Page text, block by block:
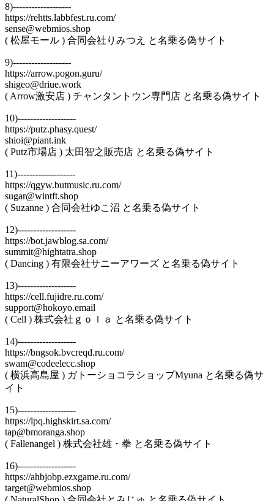
8)-------------------
https://rehtts.labbfest.ru.com/
sense@webmios.shop
( 松屋モール ) 合同会社りみつえ と名乗る偽サイト
9)-------------------
https://arrow.pogon.guru/
shigeo@driue.work
( Arrow激安店 ) チャンタントウン専門店 と名乗る偽サイト
10)-------------------
https://putz.phasy.quest/
shioi@piant.ink
( Putz市場店 ) 太田智之販売店 と名乗る偽サイト
11)-------------------
https://qgyw.butmusic.ru.com/
sugar@wintft.shop
( Suzanne ) 合同会社ゆこ沼 と名乗る偽サイト
12)-------------------
https://bot.jawblog.sa.com/
summit@hightatra.shop
( Dancing ) 有限会社サニーアワーズ と名乗る偽サイト
13)-------------------
https://cell.fujidre.ru.com/
support@hokoyo.email
( Cell ) 株式会社ｇｏｌａ と名乗る偽サイト
14)-------------------
https://bngsok.bvcreqd.ru.com/
swam@codeelecc.shop
( 横浜高島屋 ) ガトーショコラショップMyuna と名乗る偽サ
イト
15)-------------------
https://lpq.highskirt.sa.com/
tap@bmoranga.shop
( Fallenangel ) 株式会社雄・拳 と名乗る偽サイト
16)-------------------
https://ahbjobp.ezxgame.ru.com/
target@webmios.shop